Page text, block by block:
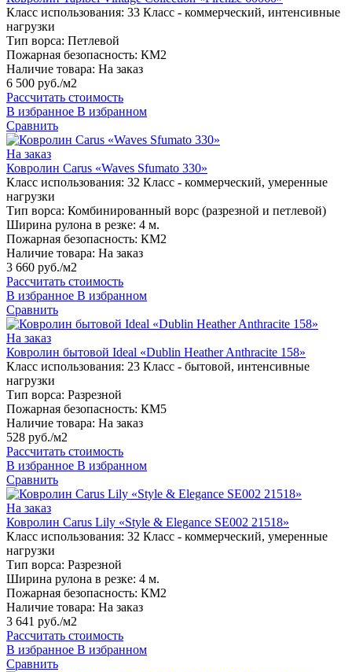
Класс использования: 33 Класс - коммерческий, интенсивные
нагрузки
Тип ворса: Петлевой
Пожарная безопасность: КМ2
Наличие товара: На заказ
6 500 руб./м2
Рассчитать стоимость
В избранное В избранном
Сравнить
На заказ
Ковролин Carus «Waves Sfumato 330»
Класс использования: 32 Класс - коммерческий, умеренные
нагрузки
Тип ворса: Комбинированный ворс (разрезной и петлевой)
Ширина рулона в резке: 4 м.
Пожарная безопасность: КМ2
Наличие товара: На заказ
3 660 руб./м2
Рассчитать стоимость
В избранное В избранном
Сравнить
На заказ
Ковролин бытовой Ideal «Dublin Heather Anthracite 158»
Класс использования: 23 Класс - бытовой, интенсивные
нагрузки
Тип ворса: Разрезной
Пожарная безопасность: КМ5
Наличие товара: На заказ
528 руб./м2
Рассчитать стоимость
В избранное В избранном
Сравнить
На заказ
Ковролин Carus Lily «Style & Elegance SE002 21518»
Класс использования: 32 Класс - коммерческий, умеренные
нагрузки
Тип ворса: Разрезной
Ширина рулона в резке: 4 м.
Пожарная безопасность: КМ2
Наличие товара: На заказ
3 641 руб./м2
Рассчитать стоимость
В избранное В избранном
Сравнить